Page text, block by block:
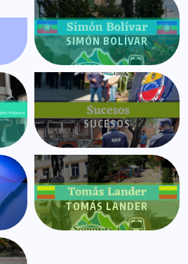
SIMÓN BOLÍVAR
SUCESOS
TOMÁS LANDER